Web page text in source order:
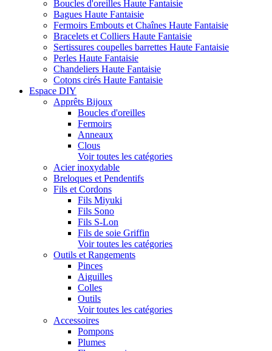
Boucles d'oreilles Haute Fantaisie
Bagues Haute Fantaisie
Fermoirs Embouts et Chaînes Haute Fantaisie
Bracelets et Colliers Haute Fantaisie
Sertissures coupelles barrettes Haute Fantaisie
Perles Haute Fantaisie
Chandeliers Haute Fantaisie
Cotons cirés Haute Fantaisie
Espace DIY
Apprêts Bijoux
Boucles d'oreilles
Fermoirs
Anneaux
Clous
Voir toutes les catégories
Acier inoxydable
Breloques et Pendentifs
Fils et Cordons
Fils Miyuki
Fils Sono
Fils S-Lon
Fils de soie Griffin
Voir toutes les catégories
Outils et Rangements
Pinces
Aiguilles
Colles
Outils
Voir toutes les catégories
Accessoires
Pompons
Plumes